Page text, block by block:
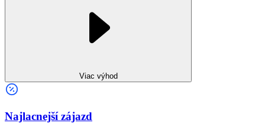
Viac výhod
Najlacnejší zájazd